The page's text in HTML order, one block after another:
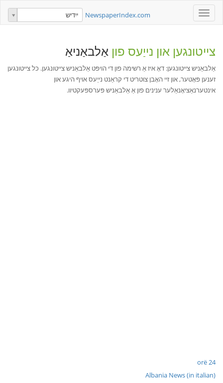
Toggle
navigation
NewspaperIndex.com ייִדיש
צייטונגען און נייַעס פון אַלבאַניאַ
אַלבאַניש צייטונגען: דאָ איז אַ רשימה פון די הויפּט אַלבאַניש צייטונגען. כל צייטונגען
זענען פּאָטער, און זיי האָבן צוטריט די קראַנט נייַעס אויף היגע און
אינטערנאַציאָנאַלער ענינים פון אַ אַלבאַניש פּערספּעקטיוו.
24 orë
Albania News (in italian)